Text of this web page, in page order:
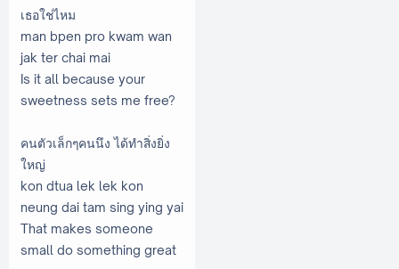
เธอใช่ไหม
man bpen pro kwam wan
jak ter chai mai
Is it all because your
sweetness sets me free?
คนตัวเล็กๆคนนึง ได้ทำสิ่งยิ่ง
ใหญ่
kon dtua lek lek kon
neung dai tam sing ying yai
That makes someone
small do something great